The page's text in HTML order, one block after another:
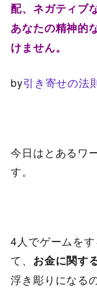
配、ネガティブ
あなたの精神的
けません。
by引き寄せの法
今日はとあるワ
す。
4人でゲームを
て、 お金に関す
浮き彫りになる